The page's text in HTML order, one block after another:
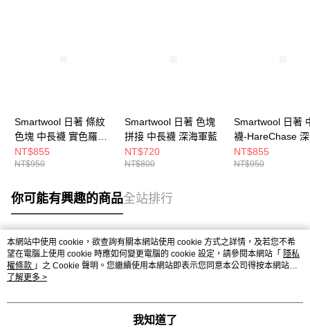
Smartwool 日著 條紋
色塊 中長襪 實色羅紋
深海軍藍
NT$855
NT$950
Smartwool 日著 色塊
拼接 中長襪 深海軍藍
NT$720
NT$800
Smartwool 日著
襪-HareChase
藍
NT$855
NT$950
你可能有興趣的商品全站排行
熱門標籤
本網站中使用 cookie，欲查詢有關本網站使用 cookie 方式之詳情，及若您不希
望在電腦上使用 cookie 時應如何變更電腦的 cookie 設定，請參閱本網站「 隱私
權條款 」之 Cookie 聲明。您繼續使用本網站即表示您同意本公司得按本網站使
用條款之 Cookie 聲明使用 cookie。
了解更多 >
我知道了